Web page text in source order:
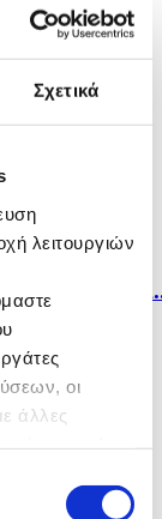
Σχετικά
λειτουργιών
οι
άλλες
και